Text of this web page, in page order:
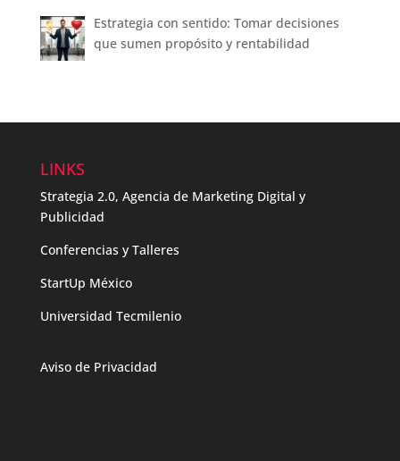
Estrategia con sentido: Tomar decisiones
que sumen propósito y rentabilidad
LINKS
Strategia 2.0, Agencia de Marketing Digital y
Publicidad
Conferencias y Talleres
StartUp México
Universidad Tecmilenio
Aviso de Privacidad